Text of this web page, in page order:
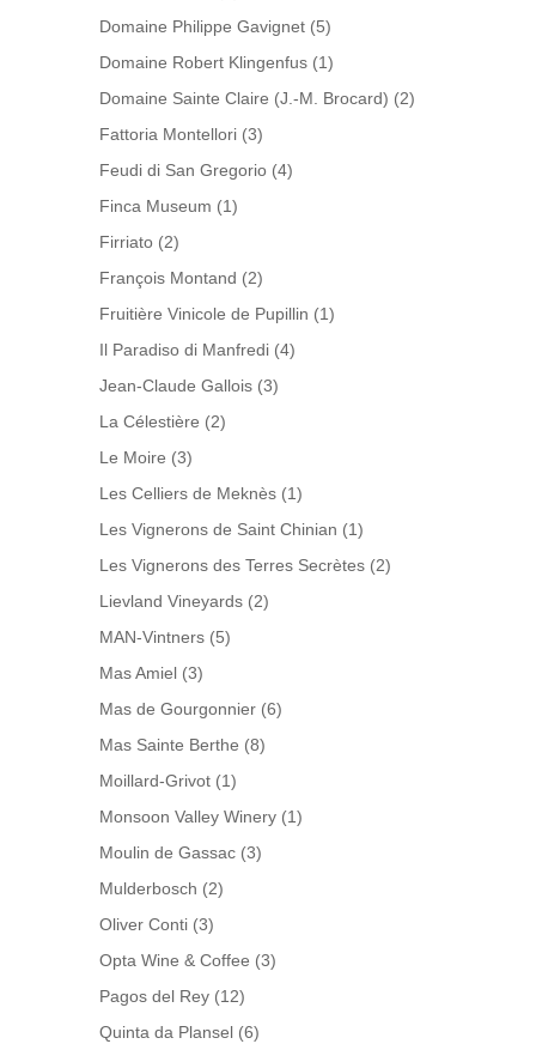
Domaine Philippe Gavignet (5)
Domaine Robert Klingenfus (1)
Domaine Sainte Claire (J.-M. Brocard) (2)
Fattoria Montellori (3)
Feudi di San Gregorio (4)
Finca Museum (1)
Firriato (2)
François Montand (2)
Fruitière Vinicole de Pupillin (1)
Il Paradiso di Manfredi (4)
Jean-Claude Gallois (3)
La Célestière (2)
Le Moire (3)
Les Celliers de Meknès (1)
Les Vignerons de Saint Chinian (1)
Les Vignerons des Terres Secrètes (2)
Lievland Vineyards (2)
MAN-Vintners (5)
Mas Amiel (3)
Mas de Gourgonnier (6)
Mas Sainte Berthe (8)
Moillard-Grivot (1)
Monsoon Valley Winery (1)
Moulin de Gassac (3)
Mulderbosch (2)
Oliver Conti (3)
Opta Wine & Coffee (3)
Pagos del Rey (12)
Quinta da Plansel (6)